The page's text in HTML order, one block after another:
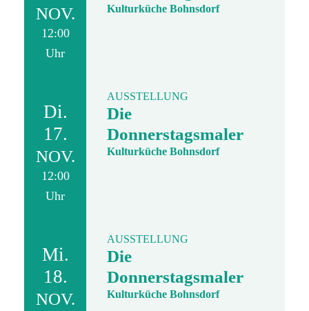
NOV.
12:00
Uhr
Kulturküche Bohnsdorf
Di.
17.
NOV.
12:00
Uhr
AUSSTELLUNG
Die
Donnerstagsmaler
Kulturküche Bohnsdorf
Mi.
18.
NOV.
AUSSTELLUNG
Die
Donnerstagsmaler
Kulturküche Bohnsdorf